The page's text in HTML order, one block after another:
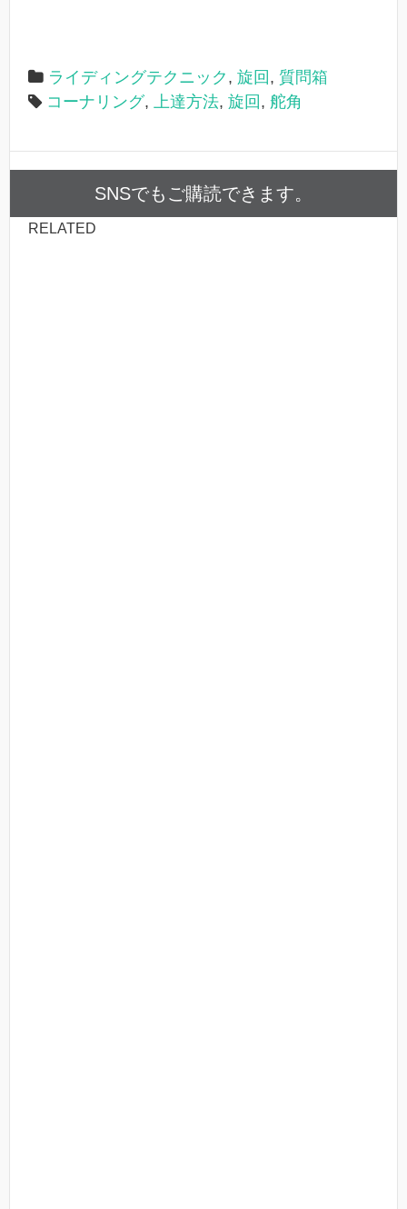
ライディングテクニック , 旋回 , 質問箱
コーナリング, 上達方法, 旋回 , 舵角
SNSでもご購読できます。
RELATED